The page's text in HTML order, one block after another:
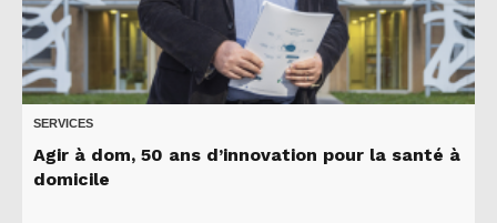
SERVICES
Agir à dom, 50 ans d’innovation pour la santé à
domicile